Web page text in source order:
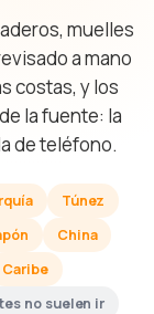
muelles
a mano
costas, y los
la fuente: la
de teléfono.
Túnez
China
Caribe
no suelen ir